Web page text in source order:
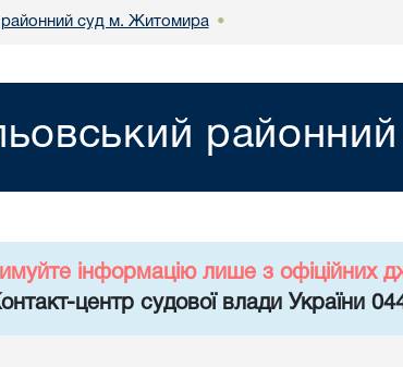
суд м. Житомира •
інформацію лише з офіційних
центр судової влади України